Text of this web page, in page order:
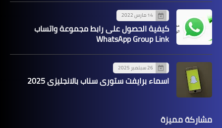
14 مارس 2022
كيفية الحصول على رابط مجموعة واتساب
WhatsApp Group Link
26 سبتمبر 2025
اسماء برايفت ستوري سناب بالانجليزي 2025
مشاركة مميزة